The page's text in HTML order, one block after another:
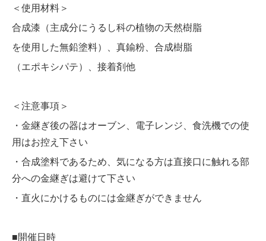
＜使用材料＞
合成漆（主成分にうるし科の植物の天然樹脂
を使用した無鉛塗料）、真鍮粉、合成樹脂
（エポキシパテ）、接着剤他
＜注意事項＞
・金継ぎ後の器はオーブン、電子レンジ、食洗機での使
用はお控え下さい
・合成塗料であるため、気になる方は直接口に触れる部
分への金継ぎは避けて下さい
・直火にかけるものには金継ぎができません
■開催日時